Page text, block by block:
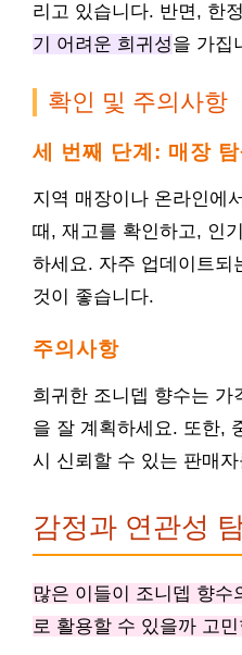
리고 있습니다. 반면, 한
기 어려운 희귀성을 가집
확인 및 주의사항
세 번째 단계: 매장 탐
지역 매장이나 온라인에
때, 재고를 확인하고, 인
하세요. 자주 업데이트되
것이 좋습니다.
주의사항
희귀한 조니뎁 향수는
을 잘 계획하세요. 또한,
시 신뢰할 수 있는 판매
감정과 연관성
많은 이들이 조니뎁 향수
로 활용할 수 있을까 고